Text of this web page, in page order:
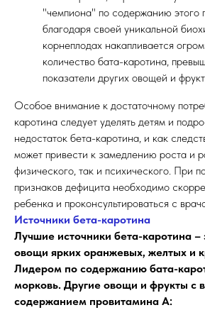
"чемпиона" по содержанию этого
благодаря своей уникальной
корнеплодах накапливается
количество бата-каротина,
показатели других овощей и
Особое внимание к достаточному
каротина следует уделять детям и
недостаток бета-каротина, и как
может привести к замедлению роста и
физического, так и психического. При
признаков дефицита необходимо
ребенка и проконсультироваться с
Источники бета-каротина
Лучшие источники бета-каротина –
овощи ярких оранжевых, желтых и
Лидером по содержанию бата-
морковь. Другие овощи и фрукты с
содержанием провитамина А: